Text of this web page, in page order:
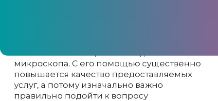
микроскопа. С его помощью существенно
повышается качество предоставляемых
услуг, а потому изначально важно
правильно подойти к вопросу